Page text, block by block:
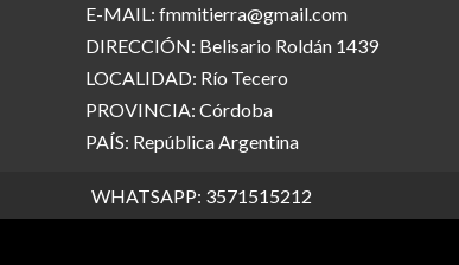
E-MAIL: fmmitierra@gmail.com
DIRECCIÓN: Belisario Roldán 1439
LOCALIDAD: Río Tecero
PROVINCIA: Córdoba
PAÍS: República Argentina
WHATSAPP: 3571515212